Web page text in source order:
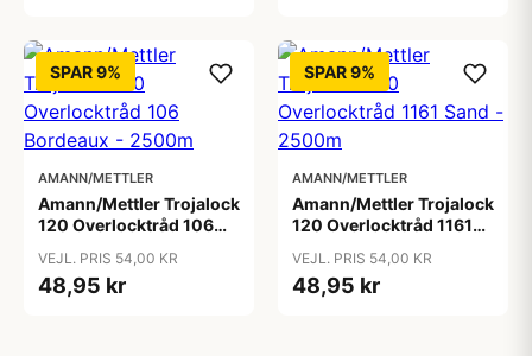
SPAR 9%
AMANN/METTLER
Amann/Mettler Trojalock
120 Overlocktråd 106
VEJL. PRIS 54,00 KR
48,95 kr
SPAR 9%
AMANN/METTLER
Amann/Mettler Trojalock
120 Overlocktråd 1161
VEJL. PRIS 54,00 KR
48,95 kr